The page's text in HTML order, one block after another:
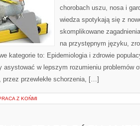
chorobach uszu, nosa i
wiedza spotykają się z
skomplikowane
na przystępnym języku,
kategorie to: Epidemiologia i zdrowie
asystować w lepszym rozumieniu problemów
przewlekłe schorzenia, […]
Z KOŃMI